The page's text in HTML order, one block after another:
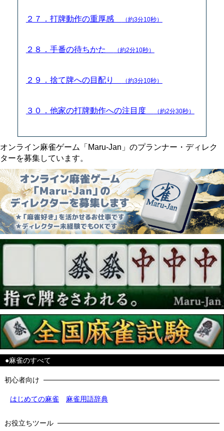
２７．打牌動作の重厚感 （約3分10秒）
２８．手番の待ちかた （約2分10秒）
２９．捨て牌への目配り （約3分10秒）
３０．他家の打牌動作への注目度 （約2分30秒）
オンライン麻雀ゲーム「Maru-Jan」のプランナー・ディレク
ターを募集しています。
●麻雀のすべて
初心者向け
はじめての麻雀 麻雀用語辞典
お役立ちツール